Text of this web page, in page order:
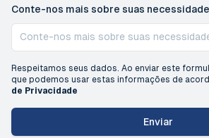
Conte-nos mais sobre suas
Conte-nos mais sobre suas
Respeitamos seus dados. Ao enviar este
que podemos usar estas informações de
de Privacidade
Enviar